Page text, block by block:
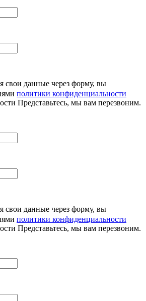
свои данные через форму, вы
политики конфиденциальности
Представьтесь, мы вам перезвоним.
свои данные через форму, вы
политики конфиденциальности
Представьтесь, мы вам перезвоним.